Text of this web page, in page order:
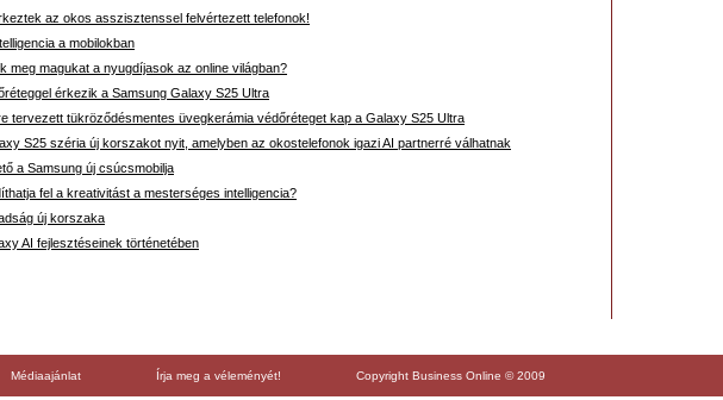
az okos asszisztenssel felvértezett telefonok!
a mobilokban
meg magukat a nyugdíjasok az online világban?
érkezik a Samsung Galaxy S25 Ultra
tervezett tükröződésmentes üvegkerámia védőréteget kap a Galaxy S25 Ultra
S25 széria új korszakot nyit, amelyben az okostelefonok igazi AI partnerré válhatnak
a Samsung új csúcsmobilja
fel a kreativitást a mesterséges intelligencia?
új korszaka
AI fejlesztéseinek történetében
Médiaajánlat Írja meg a véleményét! Copyright Business Online © 2009